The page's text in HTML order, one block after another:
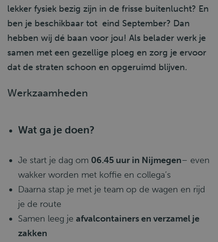
lekker fysiek bezig zijn in de frisse buitenlucht? En
ben je beschikbaar tot eind September? Dan
hebben wij dé baan voor jou! Als belader werk je
samen met een gezellige ploeg en zorg je ervoor
dat de straten schoon en opgeruimd blijven.
Werkzaamheden
Wat ga je doen?
Je start je dag om 06.45 uur in Nijmegen– even
wakker worden met koffie en collega’s
Daarna stap je met je team op de wagen en rijd
je de route
Samen leeg je afvalcontainers en verzamel je
zakken